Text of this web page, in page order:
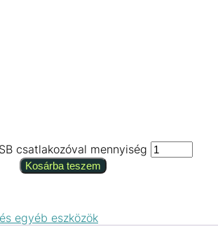
csatlakozóval mennyiség
Kosárba teszem
egyéb eszközök